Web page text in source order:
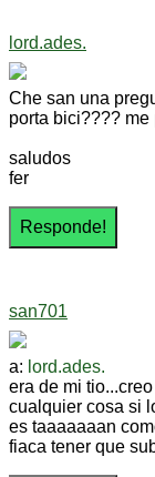
lord.ades.
Che san una
porta bici????
saludos
fer
san701
a: lord.ades.
era de mi
cualquier cosa si
es taaaaaaan
fiaca tener que